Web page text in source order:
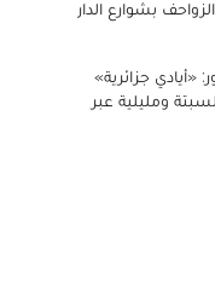
بشوارع الدار
«أيادي جزائرية»
ومليلية عبر